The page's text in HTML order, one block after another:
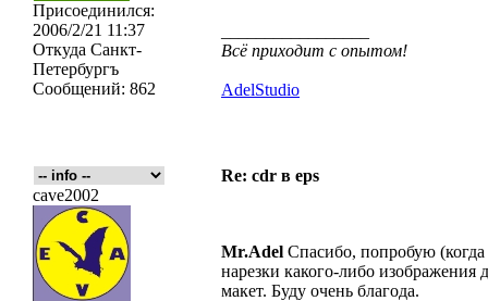
Присоединился:
2006/2/21 11:37
Откуда Санкт-
Петербургъ
Сообщений: 862
Всё приходит с опытом!
AdelStudio
Re: cdr в eps
cave2002
Mr.Adel Спасибо, попробую
нарезки какого-либо изображения
макет. Буду очень благода.